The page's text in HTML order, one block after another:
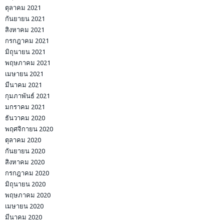
ตุลาคม 2021
กันยายน 2021
สิงหาคม 2021
กรกฎาคม 2021
มิถุนายน 2021
พฤษภาคม 2021
เมษายน 2021
มีนาคม 2021
กุมภาพันธ์ 2021
มกราคม 2021
ธันวาคม 2020
พฤศจิกายน 2020
ตุลาคม 2020
กันยายน 2020
สิงหาคม 2020
กรกฎาคม 2020
มิถุนายน 2020
พฤษภาคม 2020
เมษายน 2020
มีนาคม 2020